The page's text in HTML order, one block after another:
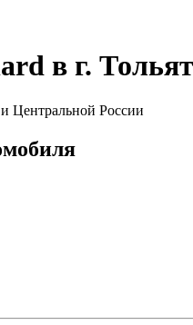
в г.
России